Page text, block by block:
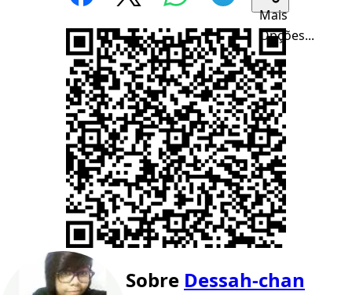
Mais
Opções...
Sobre Dessah-chan